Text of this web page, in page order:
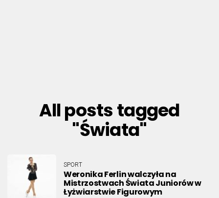
All posts tagged
"Świata"
SPORT
Weronika Ferlin walczyła na
Mistrzostwach Świata Juniorów w
Łyżwiarstwie Figurowym